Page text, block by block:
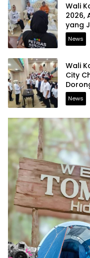
Wali
2026,
yang
News
Wali
City
News